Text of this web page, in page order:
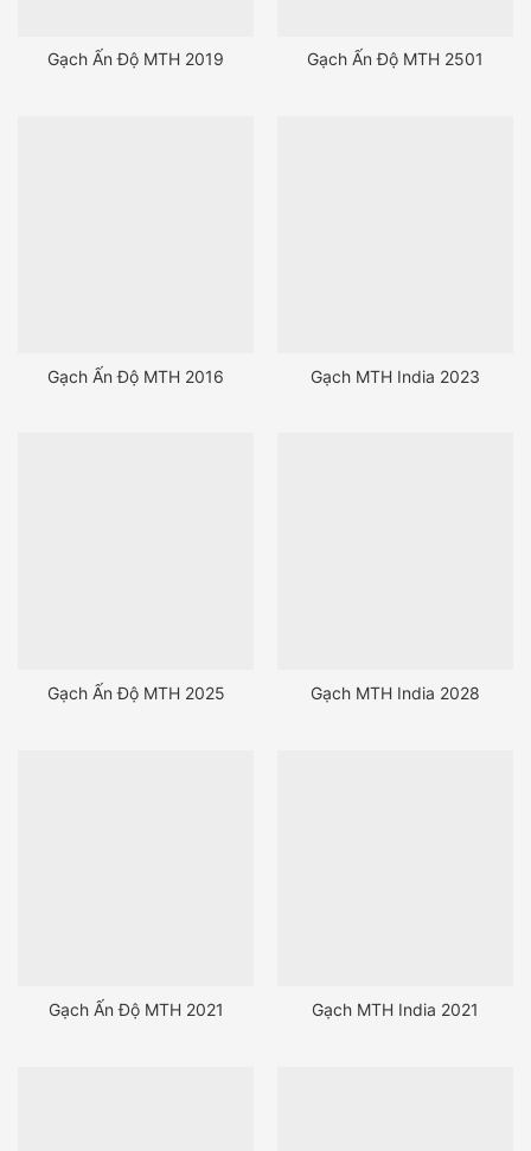
Gạch Ấn Độ MTH 2019 Gạch Ấn Độ MTH 2501
Gạch Ấn Độ MTH 2016 Gạch MTH India 2023
Gạch Ấn Độ MTH 2025 Gạch MTH India 2028
Gạch Ấn Độ MTH 2021 Gạch MTH India 2021